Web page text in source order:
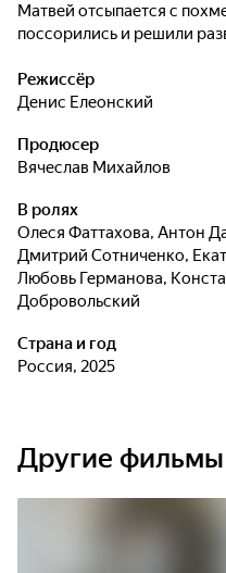
Матвей отсыпается с
поссорились и решили
бане? И какое отношение
каждого из которых -
Режиссёр
Денис Елеонский
Продюсер
Вячеслав Михайлов
В ролях
Олеся Фаттахова, Антон
Дмитрий Сотниченко,
Любовь Германова,
Добровольский
Страна и год
Россия, 2025
Другие фильмы